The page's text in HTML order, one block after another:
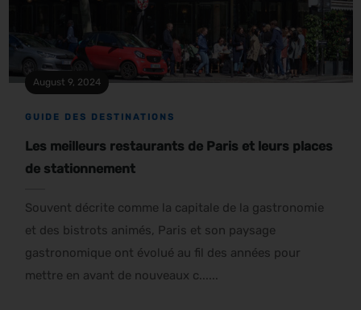
August 9, 2024
GUIDE DES DESTINATIONS
Les meilleurs restaurants de Paris et leurs places
de stationnement
Souvent décrite comme la capitale de la gastronomie
et des bistrots animés, Paris et son paysage
gastronomique ont évolué au fil des années pour
mettre en avant de nouveaux c......